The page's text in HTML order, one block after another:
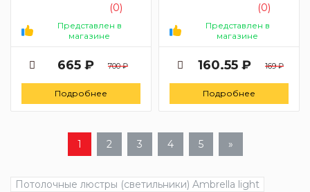
(0)
Представлен в
магазине
665 ₽ 700 ₽
Подробнее
(0)
Представлен в
магазине
160.55 ₽ 169 ₽
Подробнее
1 2 3 4 5 »
Потолочные люстры (светильники) Ambrella light